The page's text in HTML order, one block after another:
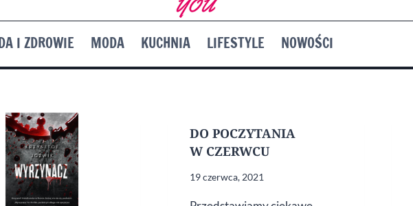
I ZDROWIE MODA KUCHNIA LIFESTYLE NOWOŚCI
DO POCZYTANIA
W CZERWCU
19 czerwca, 2021